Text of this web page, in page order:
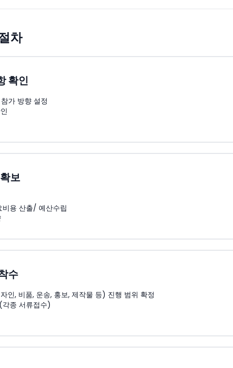
차
확인
가 방향 설정
보
비용 산출/ 예산수립
수
인, 비품, 운송, 홍보, 제작물 등) 진행 범위 확정
종 서류접수)